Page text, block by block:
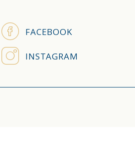
FACEBOOK
INSTAGRAM